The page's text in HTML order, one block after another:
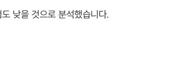
낮을 것으로 분석했습니다.